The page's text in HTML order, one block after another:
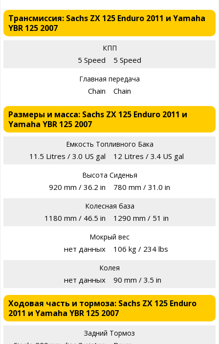
Трансмиссия: Sachs ZX 125 Enduro 2011 и Yamaha
YBR 125 2007
КПП
5 Speed 5 Speed
Главная передача
Chain Chain
Размеры и масса: Sachs ZX 125 Enduro 2011 и
Yamaha YBR 125 2007
Емкость Топливного Бака
11.5 Litres / 3.0 US gal 12 Litres / 3.4 US gal
Высота Сиденья
920 mm / 36.2 in 780 mm / 31.0 in
Колесная база
1180 mm / 46.5 in 1290 mm / 51 in
Мокрый вес
нет данных 106 kg / 234 lbs
Колея
нет данных 90 mm / 3.5 in
Ходовая часть и тормоза: Sachs ZX 125 Enduro
2011 и Yamaha YBR 125 2007
Задний Тормоз